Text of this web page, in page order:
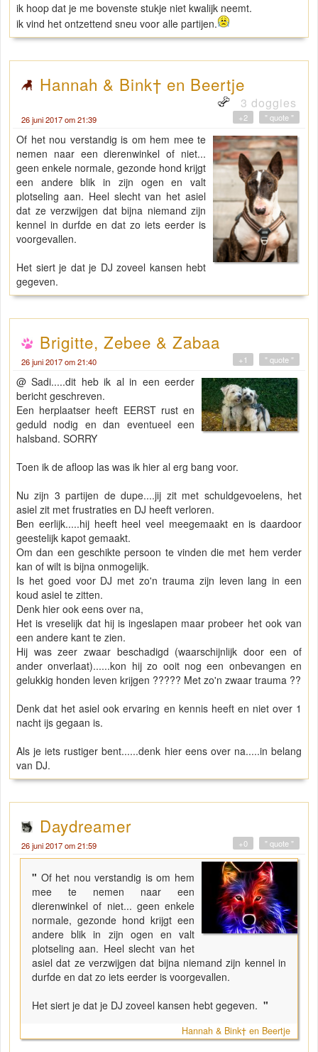
ik hoop dat je me bovenste stukje niet kwalijk neemt.
ik vind het ontzettend sneu voor alle partijen.
Hannah & Bink† en Beertje
3 doggies
26 juni 2017 om 21:39 " quote "
+2
Of het nou verstandig is om hem mee te
nemen naar een dierenwinkel of niet...
geen enkele normale, gezonde hond krijgt
een andere blik in zijn ogen en valt
plotseling aan. Heel slecht van het asiel
dat ze verzwijgen dat bijna niemand zijn
kennel in durfde en dat zo iets eerder is
voorgevallen.
Het siert je dat je DJ zoveel kansen hebt
gegeven.
Brigitte, Zebee & Zabaa
26 juni 2017 om 21:40 " quote "
+1
@ Sadi.....dit heb ik al in een eerder
bericht geschreven.
Een herplaatser heeft EERST rust en
geduld nodig en dan eventueel een
halsband. SORRY
Toen ik de afloop las was ik hier al erg bang voor.
Nu zijn 3 partijen de dupe....jij zit met schuldgevoelens, het
asiel zit met frustraties en DJ heeft verloren.
Ben eerlijk.....hij heeft heel veel meegemaakt en is daardoor
geestelijk kapot gemaakt.
Om dan een geschikte persoon te vinden die met hem verder
kan of wilt is bijna onmogelijk.
Is het goed voor DJ met zo'n trauma zijn leven lang in een
koud asiel te zitten.
Denk hier ook eens over na,
Het is vreselijk dat hij is ingeslapen maar probeer het ook van
een andere kant te zien.
Hij was zeer zwaar beschadigd (waarschijnlijk door een of
ander onverlaat)......kon hij zo ooit nog een onbevangen en
gelukkig honden leven krijgen ????? Met zo'n zwaar trauma ??
Denk dat het asiel ook ervaring en kennis heeft en niet over 1
nacht ijs gegaan is.
Als je iets rustiger bent......denk hier eens over na.....in belang
van DJ.
Daydreamer
26 juni 2017 om 21:59 " quote "
+0
" Of het nou verstandig is om hem
mee te nemen naar een
dierenwinkel of niet... geen enkele
normale, gezonde hond krijgt een
andere blik in zijn ogen en valt
plotseling aan. Heel slecht van het
asiel dat ze verzwijgen dat bijna niemand zijn kennel in
durfde en dat zo iets eerder is voorgevallen.
Het siert je dat je DJ zoveel kansen hebt gegeven. "
Hannah & Bink† en Beertje